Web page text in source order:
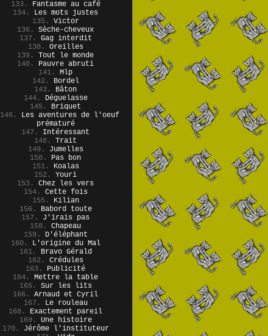
133.
Fantasme au café
134. Les mots justes
135. Victor
136. Sèche-cheveux
137. Gag interdit
138. Oreilles
139. Tout le monde
140. Pauvre abruti
141. Mlp
142.
Bordel
143. Bâton
144.
Déguelasse
145. Briquet
146. Les aventures de l'oeuf
prématuré
147. Intéressant
148. Trait
149.
Jumelles
150. Pas bon
151.
Koalas
152. Youri
153. Chez les vers
154. Cette fois
155.
Kilian
156.
Babord toute
157. J'irais pas
158. Chapeau
159.
D'éléphant
160.
L'origine du Mal
161.
Bravo Gérald
162. Crédules
163. Publicité
164. Mettre la table
165. Sur les lits
166. Arnaud et Cyril
167.
Le rouleau
168. Exactement pareil
169. Une histoire
170.
Jérôme l'instituteur